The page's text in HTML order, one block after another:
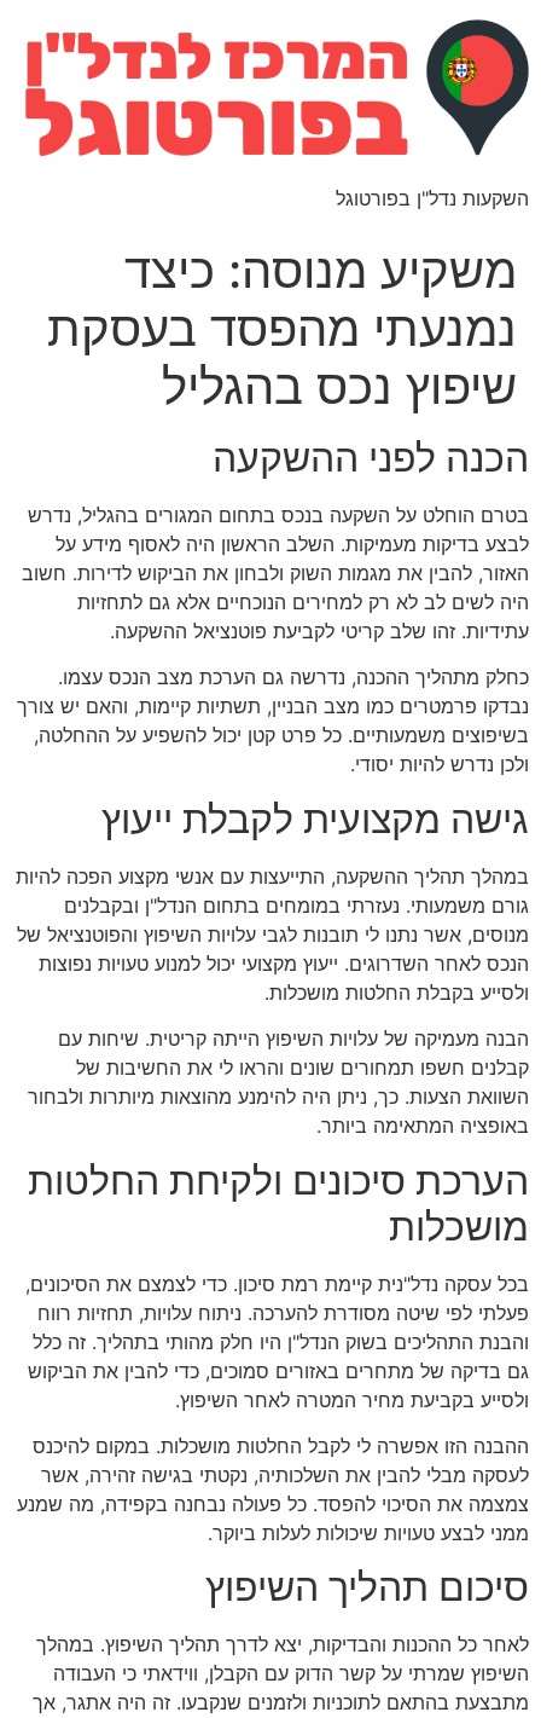
השקעות נדל"ן בפורטוגל
משקיע מנוסה: כיצד
נמנעתי מהפסד בעסקת
שיפוץ נכס בהגליל
הכנה לפני ההשקעה
בטרם הוחלט על השקעה בנכס בתחום המגורים בהגליל, נדרש
לבצע בדיקות מעמיקות. השלב הראשון היה לאסוף מידע על
האזור, להבין את מגמות השוק ולבחון את הביקוש לדירות. חשוב
היה לשים לב לא רק למחירים הנוכחיים אלא גם לתחזיות
עתידיות. זהו שלב קריטי לקביעת פוטנציאל ההשקעה.
כחלק מתהליך ההכנה, נדרשה גם הערכת מצב הנכס עצמו.
נבדקו פרמטרים כמו מצב הבניין, תשתיות קיימות, והאם יש צורך
בשיפוצים משמעותיים. כל פרט קטן יכול להשפיע על ההחלטה,
ולכן נדרש להיות יסודי.
גישה מקצועית לקבלת ייעוץ
במהלך תהליך ההשקעה, התייעצות עם אנשי מקצוע הפכה להיות
גורם משמעותי. נעזרתי במומחים בתחום הנדל"ן ובקבלנים
מנוסים, אשר נתנו לי תובנות לגבי עלויות השיפוץ והפוטנציאל של
הנכס לאחר השדרוגים. ייעוץ מקצועי יכול למנוע טעויות נפוצות
ולסייע בקבלת החלטות מושכלות.
הבנה מעמיקה של עלויות השיפוץ הייתה קריטית. שיחות עם
קבלנים חשפו תמחורים שונים והראו לי את החשיבות של
השוואת הצעות. כך, ניתן היה להימנע מהוצאות מיותרות ולבחור
באופציה המתאימה ביותר.
הערכת סיכונים ולקיחת החלטות
מושכלות
בכל עסקה נדל"נית קיימת רמת סיכון. כדי לצמצם את הסיכונים,
פעלתי לפי שיטה מסודרת להערכה. ניתוח עלויות, תחזיות רווח
והבנת התהליכים בשוק הנדל"ן היו חלק מהותי בתהליך. זה כלל
גם בדיקה של מתחרים באזורים סמוכים, כדי להבין את הביקוש
ולסייע בקביעת מחיר המטרה לאחר השיפוץ.
ההבנה הזו אפשרה לי לקבל החלטות מושכלות. במקום להיכנס
לעסקה מבלי להבין את השלכותיה, נקטתי בגישה זהירה, אשר
צמצמה את הסיכוי להפסד. כל פעולה נבחנה בקפידה, מה שמנע
ממני לבצע טעויות שיכולות לעלות ביוקר.
סיכום תהליך השיפוץ
לאחר כל ההכנות והבדיקות, יצא לדרך תהליך השיפוץ. במהלך
השיפוץ שמרתי על קשר הדוק עם הקבלן, ווידאתי כי העבודה
מתבצעת בהתאם לתוכניות ולזמנים שנקבעו. זה היה אתגר, אך